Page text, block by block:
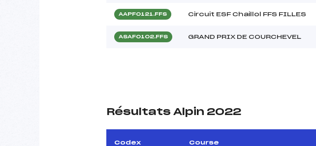
AAPF0121.FFS Circuit ESF Chaillol FFS FILLES
ASAF0102.FFS GRAND PRIX DE COURCHEVEL
Résultats Alpin 2022
Codex Course